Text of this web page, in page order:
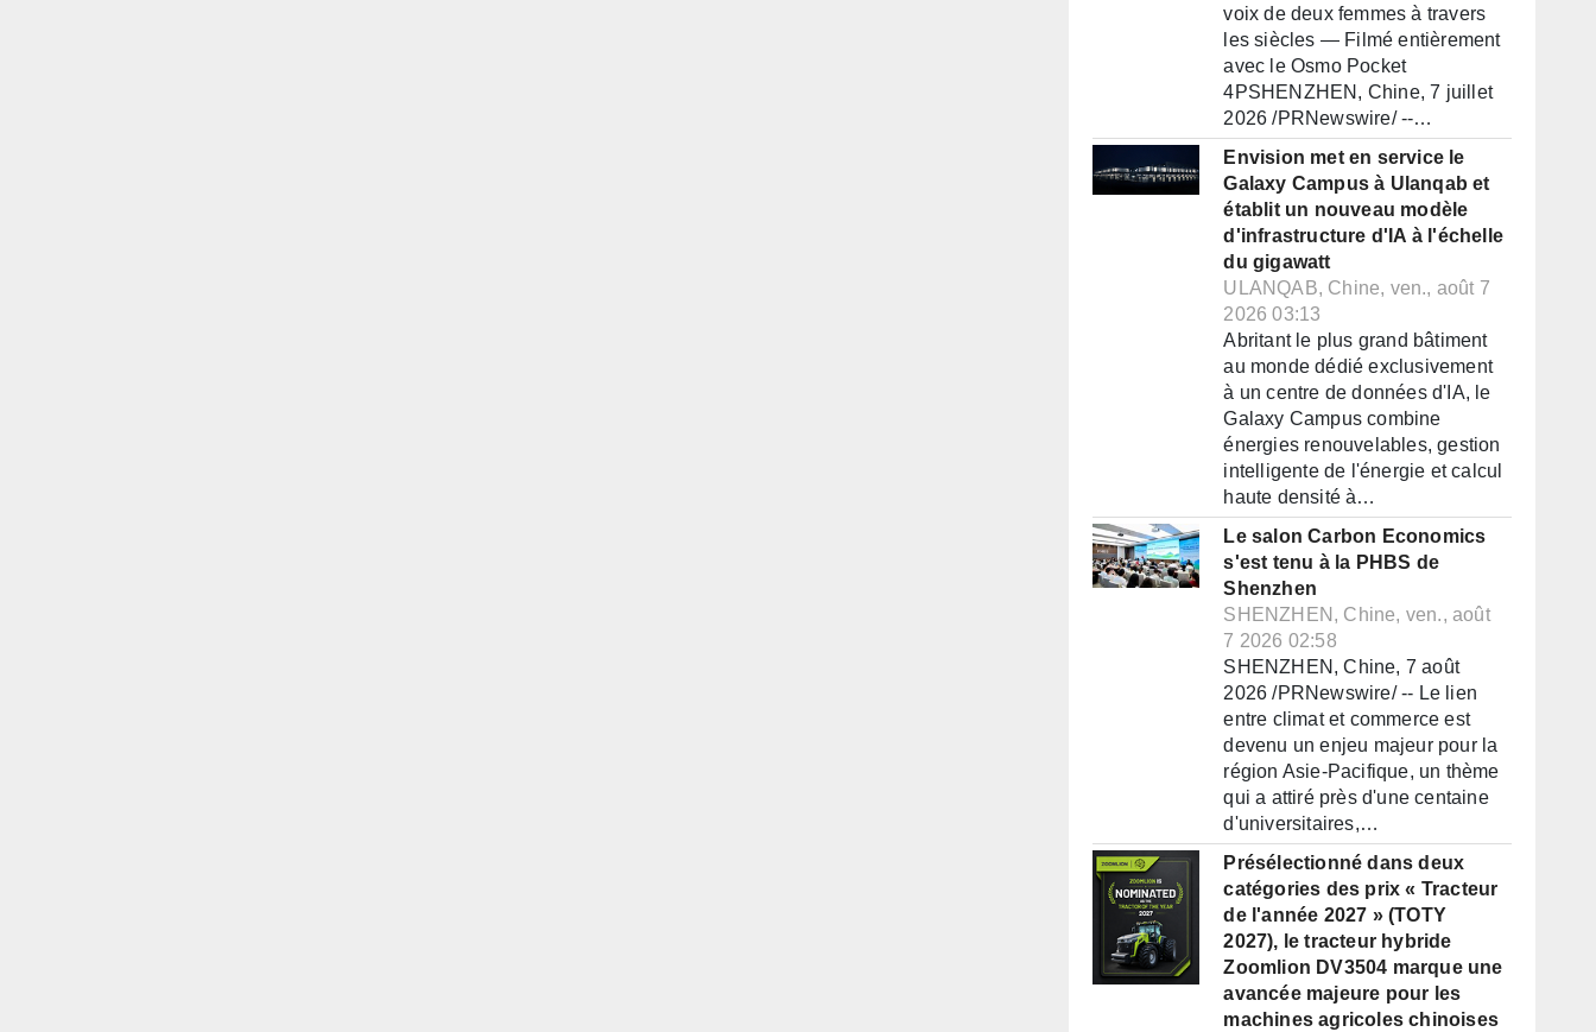
voix de deux femmes à travers
les siècles — Filmé entièrement
avec le Osmo Pocket
4PSHENZHEN, Chine, 7 juillet
2026 /PRNewswire/ --…
Envision met en service le
Galaxy Campus à Ulanqab et
établit un nouveau modèle
d'infrastructure d'IA à l'échelle
du gigawatt
ULANQAB, Chine, ven., août 7
2026 03:13
Abritant le plus grand bâtiment
au monde dédié exclusivement
à un centre de données d'IA, le
Galaxy Campus combine
énergies renouvelables, gestion
intelligente de l'énergie et calcul
haute densité à…
Le salon Carbon Economics
s'est tenu à la PHBS de
Shenzhen
SHENZHEN, Chine, ven., août
7 2026 02:58
SHENZHEN, Chine, 7 août
2026 /PRNewswire/ -- Le lien
entre climat et commerce est
devenu un enjeu majeur pour la
région Asie-Pacifique, un thème
qui a attiré près d'une centaine
d'universitaires,…
Présélectionné dans deux
catégories des prix « Tracteur
de l'année 2027 » (TOTY
2027), le tracteur hybride
Zoomlion DV3504 marque une
avancée majeure pour les
machines agricoles chinoises